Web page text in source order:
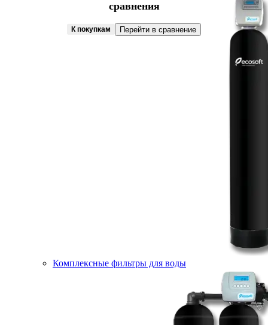
Комплексные фильтры для воды
сравнения
К покупкам Перейти в сравнение